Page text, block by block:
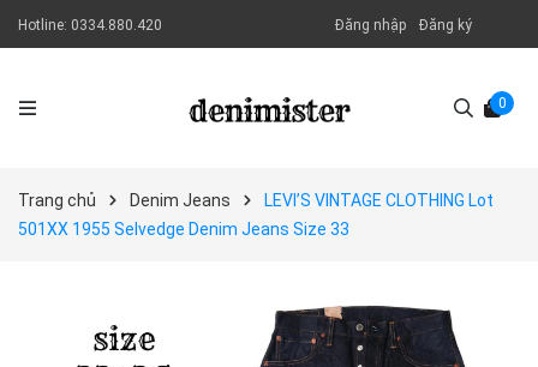
Hotline: 0334.880.420 Đăng nhập Đăng ký
0
Trang chủ Denim Jeans
LEVI’S VINTAGE CLOTHING Lot
501XX 1955 Selvedge Denim Jeans Size 33